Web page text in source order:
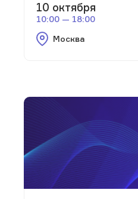
10 октября
10:00 — 18:00
Москва